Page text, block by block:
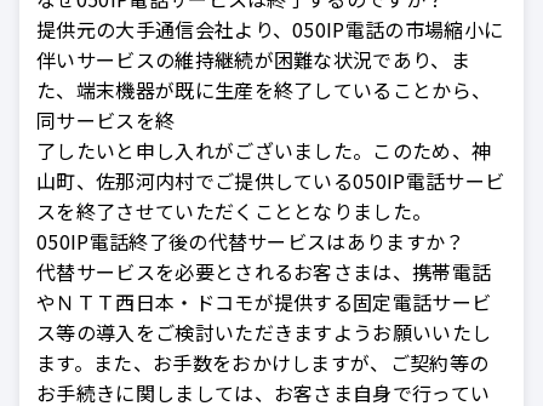
提供元の大手通信会社より、050IP電話の市場縮小に
伴いサービスの維持継続が困難な状況であり、ま
た、端末機器が既に生産を終了していることから、
同サービスを終
了したいと申し入れがございました。このため、神
山町、佐那河内村でご提供している050IP電話サービ
スを終了させていただくこととなりました。
050IP電話終了後の代替サービスはありますか？
代替サービスを必要とされるお客さまは、携帯電話
やＮＴＴ西日本・ドコモが提供する固定電話サービ
ス等の導入をご検討いただきますようお願いいたし
ます。また、お手数をおかけしますが、ご契約等の
お手続きに関しましては、お客さま自身で行ってい